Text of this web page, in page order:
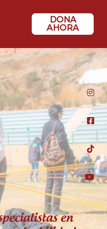
DONA
AHORA